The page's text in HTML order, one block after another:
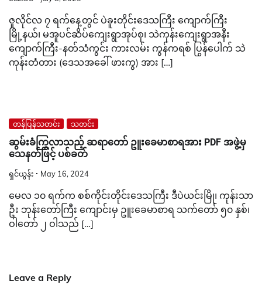
ဇူလိုင်လ ၇ ရက်နေ့တွင် ပဲခူးတိုင်းဒေသကြီး ကျောက်ကြီး
မြို့နယ်၊ မအူပင်ဆိပ်ကျေးရွာအုပ်စု၊ သဲကုန်းကျေးရွာအနီး
ကျောက်ကြီး-နတ်သံကွင်း ကားလမ်း ကွန်ကရစ် ပြွန်ပေါက် သဲ
ကုန်းတံတား (ဒေသအခေါ် ဖားကွ) အား […]
တန်ပြန်သတင်း သတင်း
ဆွမ်းခံကြွလာသည့် ဆရာတော် ဥူးခေမာစာရအား PDF အဖွဲ့မှ
သေနတ်ဖြင့် ပစ်ခတ်
ရှင်ယွန်း May 16, 2024
မေလ ၁၀ ရက်က စစ်ကိုင်းတိုင်းဒေသကြီး ဒီပဲယင်းမြို၊ ကုန်းသာ
ဦး ဘုန်းတော်ကြီး ကျောင်းမှ ဥူးခေမာစာရ သက်တော် ၅၀ နှစ်၊
ဝါတော် ၂ ဝါသည် […]
Leave a Reply